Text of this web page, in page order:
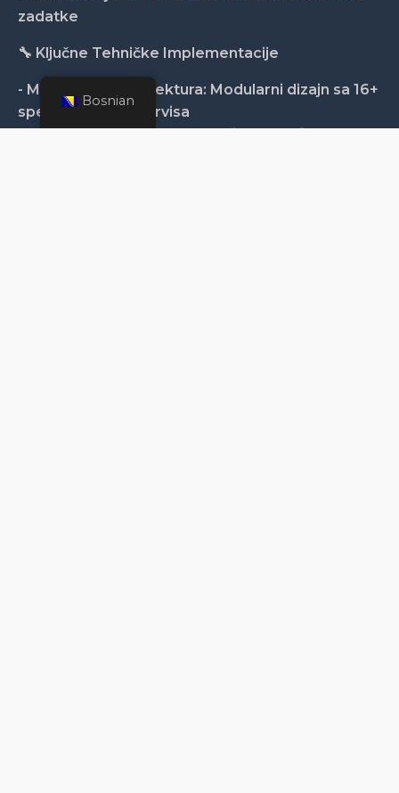
zadatke
🔧 Ključne Tehničke Implementacije
- Mikroservisi Arhitektura: Modularni dizajn sa 16+
specijalizovanih servisa
- Paralelna Obrada: Paralelno izvršavanje
Bosnian